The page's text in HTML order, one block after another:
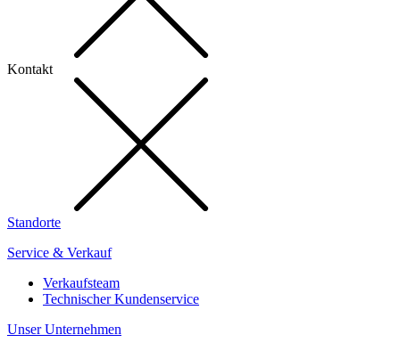
Kontakt
Standorte
Service & Verkauf
Verkaufsteam
Technischer Kundenservice
Unser Unternehmen